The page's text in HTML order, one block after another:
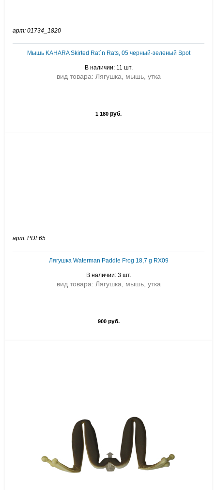
арт: 01734_1820
Мышь KAHARA Skirted Rat`n Rats, 05 черный-зеленый Spot
В наличии: 11 шт.
вид товара: Лягушка, мышь, утка
1 180 руб.
арт: PDF65
Лягушка Waterman Paddle Frog 18,7 g RX09
В наличии: 3 шт.
вид товара: Лягушка, мышь, утка
900руб.